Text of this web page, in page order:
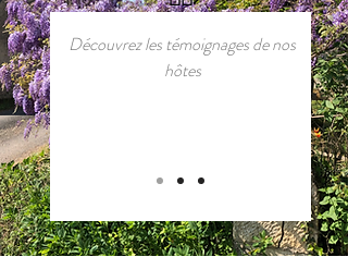
Découvrez les témoignages de nos
hôtes